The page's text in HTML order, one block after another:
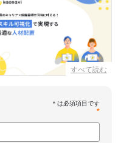
すべて読む
*